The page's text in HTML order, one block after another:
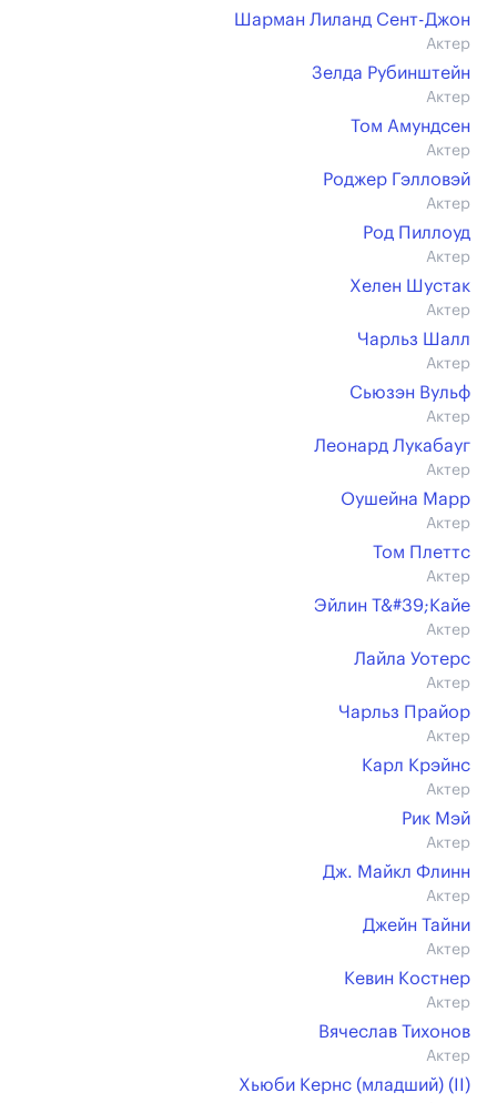
Шарман Лиланд Сент-Джон
Актер
Зелда Рубинштейн
Актер
Том Амундсен
Актер
Роджер Гэлловэй
Актер
Род Пиллоуд
Актер
Хелен Шустак
Актер
Чарльз Шалл
Актер
Сьюзэн Вульф
Актер
Леонард Лукабауг
Актер
Оушейна Марр
Актер
Том Плеттс
Актер
Эйлин Т&#39;Кайе
Актер
Лайла Уотерс
Актер
Чарльз Прайор
Актер
Карл Крэйнс
Актер
Рик Мэй
Актер
Дж. Майкл Флинн
Актер
Джейн Тайни
Актер
Кевин Костнер
Актер
Вячеслав Тихонов
Актер
Хьюби Кернс (младший) (II)